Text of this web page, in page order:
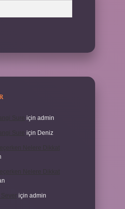
için admin
için Deniz
için admin